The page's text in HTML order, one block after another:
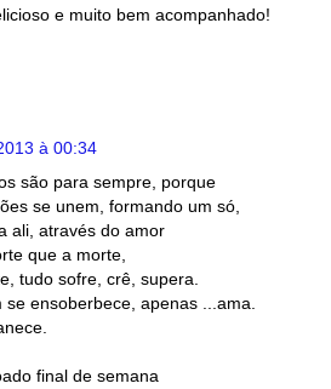
e muito bem acompanhado!
à 00:34
são para sempre, porque
se unem, formando um só,
ali, através do amor
que a morte,
tudo sofre, crê, supera.
ensoberbece, apenas ...ama.
final de semana